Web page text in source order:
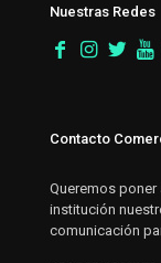
Nuestras Redes
Contacto
Queremos
institución
comunicación